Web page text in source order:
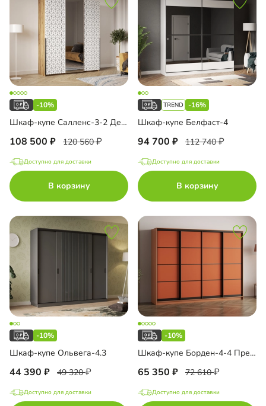
-10%
Шкаф-купе Салленс-3-2 Декор 2
108 500 120 560
Доступно для доставки
В корзину
-16%
Шкаф-купе Белфаст-4
94 700 112 740
Доступно для доставки
В корзину
-10%
Шкаф-купе Ольвега-4.3
44 390 49 320
Доступно для доставки
-10%
Шкаф-купе Борден-4-4 Премиум
65 350 72 610
Доступно для доставки